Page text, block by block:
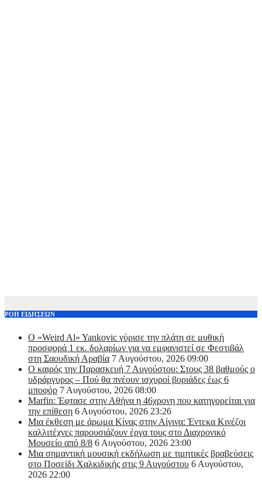
ΡΟΗ ΕΙΔΗΣΕΩΝ
Ο «Weird Al» Yankovic γύρισε την πλάτη σε μυθική
προσφορά 1 εκ. δολαρίων για να εμφανιστεί σε Φεστιβάλ
στη Σαουδική Αραβία 7 Αυγούστου, 2026 09:00
Ο καιρός την Παρασκευή 7 Αυγούστου: Στους 38 βαθμούς ο
υδράργυρος – Πού θα πνέουν ισχυροί βοριάδες έως 6
μποφόρ 7 Αυγούστου, 2026 08:00
Marfin: Έφτασε στην Αθήνα η 46χρονη που κατηγορείται για
την επίθεση 6 Αυγούστου, 2026 23:26
Μια έκθεση με άρωμα Κίνας στην Αίγινα: Έντεκα Κινέζοι
καλλιτέχνες παρουσιάζουν έργα τους στο Διαχρονικό
Μουσείο από 8/8 6 Αυγούστου, 2026 23:00
Μια σημαντική μουσική εκδήλωση με τιμητικές βραβεύσεις
στο Ποσείδι Χαλκιδικής στις 9 Αυγούστου 6 Αυγούστου,
2026 22:00